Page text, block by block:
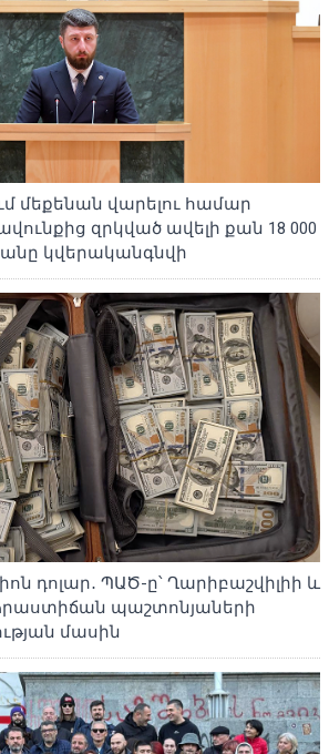
մեքենան վարելու համար
զրկված ավելի քան 18 000
կվերականգնվի
դոլար․ ՊԱԾ-ը՝ Ղարիբաշվիլիի և
պաշտոնյաների
մասին